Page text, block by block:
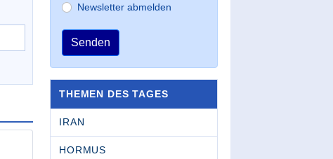
Newsletter abmelden
Senden
THEMEN DES TAGES
IRAN
HORMUS